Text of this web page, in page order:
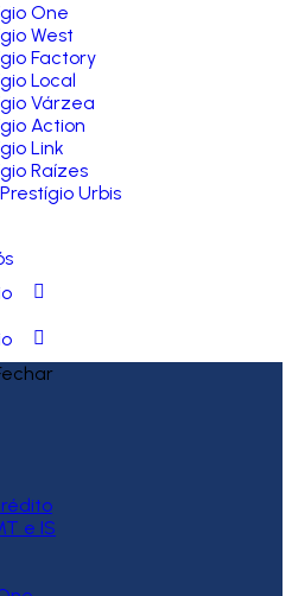
One
West
Factory
Local
Várzea
Action
Link
Raízes
Urbis
e IS